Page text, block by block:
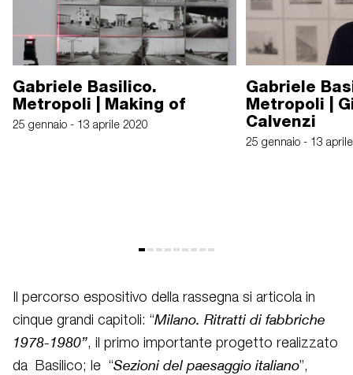
Gabriele Basilico.
Metropoli | Making of
25 gennaio - 13 aprile 2020
Gabriele
Metropoli |
Calvenzi
25 gennaio - 13
Il percorso espositivo della rassegna si articola in
cinque grandi capitoli: “Milano. Ritratti di fabbriche
1978-1980”, il primo importante progetto realizzato
da Basilico; le “Sezioni del paesaggio italiano”,